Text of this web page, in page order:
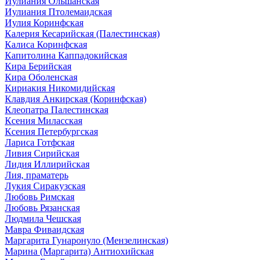
Иулиания Птолемаидская
Иулия Коринфская
Калерия Кесарийская (Палестинская)
Калиса Коринфская
Капитолина Каппадокийская
Кира Берийская
Кира Оболенская
Кириакия Никомидийская
Клавдия Анкирская (Коринфская)
Клеопатра Палестинская
Ксения Миласская
Ксения Петербургская
Лариса Готфская
Ливия Сирийская
Лидия Иллирийская
Лия, праматерь
Лукия Сиракузская
Любовь Римская
Любовь Рязанская
Людмила Чешская
Мавра Фиваидская
Маргарита Гунаронуло (Мензелинская)
Марина (Маргарита) Антиохийская